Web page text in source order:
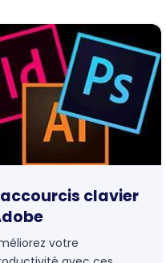
à créer une
de visite qui
parfaitement
travail et attirera
de votre public
clavier
votre